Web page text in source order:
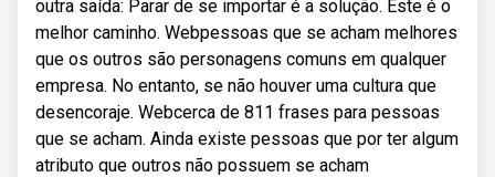
outra saída: Parar de se importar é a solução. Este é o
melhor caminho. Webpessoas que se acham melhores
que os outros são personagens comuns em qualquer
empresa. No entanto, se não houver uma cultura que
desencoraje. Webcerca de 811 frases para pessoas
que se acham. Ainda existe pessoas que por ter algum
atributo que outros não possuem se acham